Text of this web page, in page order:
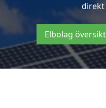
direkt
Elbolag översikt